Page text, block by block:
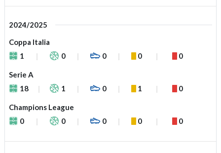
2024/2025
Coppa Italia
1
0 0 0 0
Serie A
18
1 0 1 0
Champions League
0
0 0 0 0